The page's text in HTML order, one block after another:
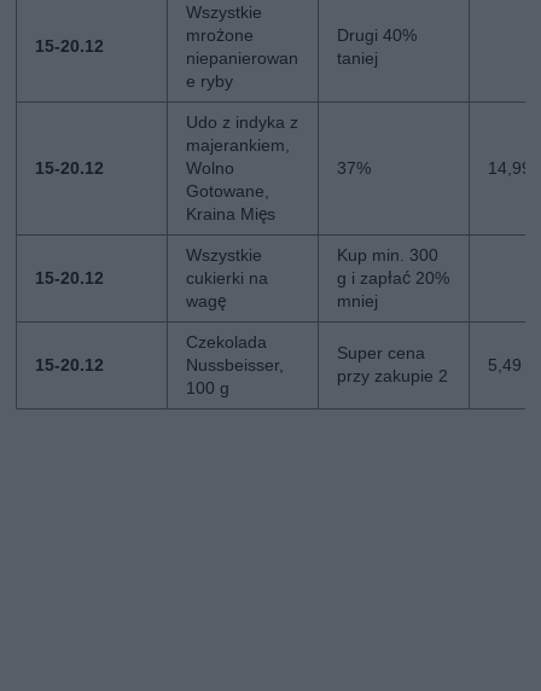
15-20.12
Wszystkie
mrożone
niepanierowan
e ryby
Drugi 40%
taniej
15-20.12
Udo z indyka z
majerankiem,
Wolno
Gotowane,
Kraina Mięs
37% 14,99
15-20.12
Wszystkie
cukierki na
wagę
Kup min. 300
g i zapłać 20%
mniej
15-20.12
Czekolada
Nussbeisser,
100 g
Super cena
przy zakupie 2
5,49